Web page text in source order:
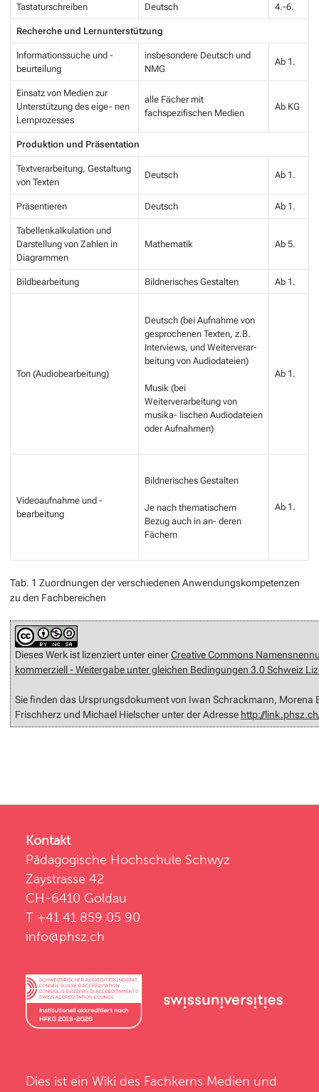
Tastaturschreiben Deutsch 4.-6.
Recherche und Lernunterstützung
Informationssuche und -
beurteilung
insbesondere Deutsch und
NMG
Ab 1.
Einsatz von Medien zur
Unterstützung des eige- nen
Lernprozesses
alle Fächer mit
fachspezifischen Medien
Ab KG
Produktion und Präsentation
Textverarbeitung, Gestaltung
von Texten
Deutsch Ab 1.
Präsentieren Deutsch Ab 1.
Tabellenkalkulation und
Darstellung von Zahlen in
Diagrammen
Mathematik Ab 5.
Bildbearbeitung Bildnerisches Gestalten Ab 1.
Ton (Audiobearbeitung)
Deutsch (bei Aufnahme von
gesprochenen Texten, z.B.
Interviews, und Weiterverar-
beitung von Audiodateien)
Musik (bei
Weiterverarbeitung von
musika- lischen Audiodateien
oder Aufnahmen)
Ab 1.
Videoaufnahme und -
bearbeitung
Bildnerisches Gestalten
Je nach thematischem
Bezug auch in an- deren
Fächern
Ab 1.
Tab. 1 Zuordnungen der verschiedenen Anwendungskompetenzen
zu den Fachbereichen
Dieses Werk ist lizenziert unter einerCreative Commons
kommerziell - Weitergabe unter gleichen Bedingungen 3.0 Schweiz
Sie finden das Ursprungsdokument von Iwan Schrackmann, Morena
Frischherz und Michael Hielscher unter der Adresse http://
Kontakt
Pädagogische Hochschule Schwyz
Zaystrasse 42
CH-6410 Goldau
T +41 41 859 05 90
info@phsz.ch
Dies ist ein Wiki des Fachkerns Medien und